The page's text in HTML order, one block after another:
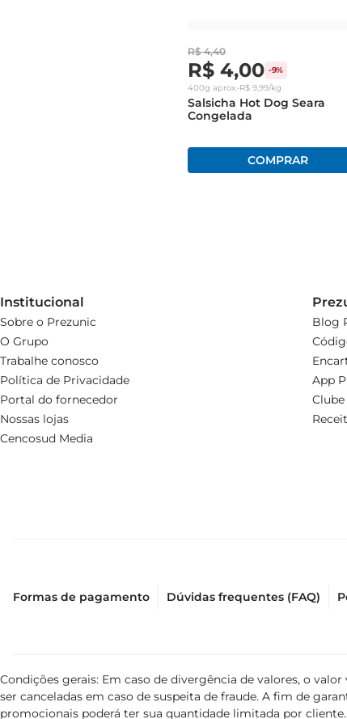
R$ 4,40
R$ 4,00 -9%
400g aprox.•R$ 9,99/kg
Salsicha Hot Dog Seara
Congelada
Institucional
Sobre o Prezunic
O Grupo
Trabalhe conosco
Política de Privacidade
Portal do fornecedor
Nossas lojas
Cencosud Media
Blog
App
Formas de pagamento Dúvidas frequentes (FAQ)
Condições gerais: Em caso de divergência de valores, o
ser canceladas em caso de suspeita de fraude. A fim de
promocionais poderá ter sua quantidade limitada por